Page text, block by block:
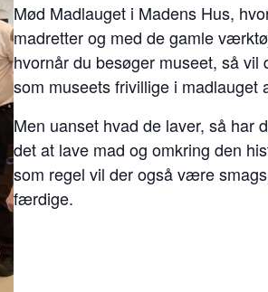
Mød Madlauget i Madens Hus,
madretter og med de gamle
hvornår du besøger museet, så
som museets frivillige i madlauget
Men uanset hvad de laver, så har
det at lave mad og omkring den
som regel vil der også være
færdige.